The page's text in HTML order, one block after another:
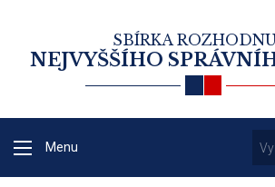
SBÍRKA
NEJVYŠŠÍHO
Menu